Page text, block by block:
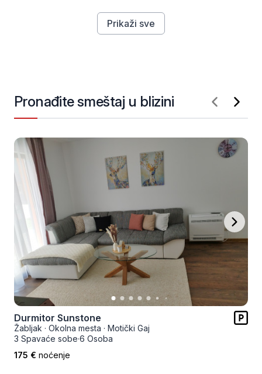
Prikaži sve
Pronađite smeštaj u blizini
Durmitor Sunstone
Žabljak · Okolna mesta · Motički Gaj
3 Spavaće sobe·6 Osoba
175 € noćenje